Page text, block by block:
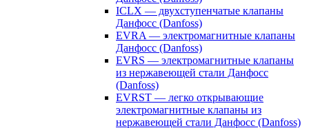
ICLX — двухступенчатые клапаны
Данфосс (Danfoss)
EVRA — электромагнитные клапаны
Данфосс (Danfoss)
EVRS — электромагнитные клапаны
из нержавеющей стали Данфосс
(Danfoss)
EVRST — легко открывающие
электромагнитные клапаны из
нержавеющей стали Данфосс (Danfoss)